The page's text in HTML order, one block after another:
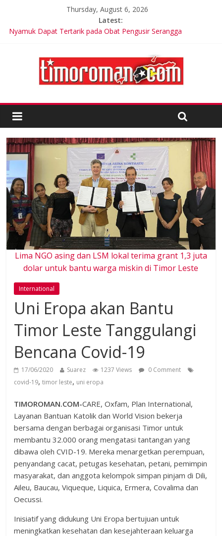
Thursday, August 6, 2026
Latest:
Nyamuk Dapat Tertarik pada Obat Pengusir Serangga
Ariana Grande Tinggal Tulang dan Kulit, Ada Apa?
Korea Selatan Catat Hari Terpanas dalam Sejarah
200 tentara Timor Leste Tergabung dalam Pasukan Pemilu
Lima NGO asing dan LSM lokal terima grant 1,3 juta
dolar untuk bantu warga miskin di Timor Leste
International
Uni Eropa akan Bantu
Timor Leste Tanggulangi
Bencana Covid-19
17/06/2020 Suarez 1237 Views
0 Comment
covid-19,timor leste, uni eropa
TIMOROMAN.COM-CARE, Oxfam, Plan International,
Layanan Bantuan Katolik dan World Vision bekerja
bersama dengan berbagai organisasi Timor untuk
membantu 32.000 orang mengatasi tantangan yang
dibawa oleh CVID-19. Mereka menargetkan perempuan,
penyandang cacat, petugas kesehatan, petani, pemimpin
masyarakat, dan anggota kelompok simpan pinjam di Dili,
Aileu, Baucau, Viqueque, Liquica, Ermera, Covalima dan
Oecussi.
Inisiatif yang didukung Uni Eropa bertujuan untuk
meningkatkan kesehatan dan kesejahteraan keluarga